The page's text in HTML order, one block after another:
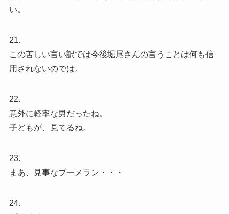
い。
21.
この苦しい言い訳では今後堀尾さんの言うことは何も信
用されないのでは。
22.
意外に軽率な男だったね。
子どもが、見てるね。
23.
まあ、見事なブーメラン・・・
24.